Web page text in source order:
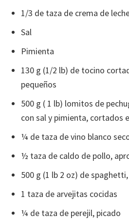
1/3 de taza de crema de
Sal
Pimienta
130 g (1/2 lb) de tocino
pequeños
500 g ( 1 lb) lomitos de
con sal y pimienta, cortados
¼ de taza de vino blanco
½ taza de caldo de pollo,
500 g (1 lb 2 oz) de
1 taza de arvejitas cocidas
¼ de taza de perejil, picado